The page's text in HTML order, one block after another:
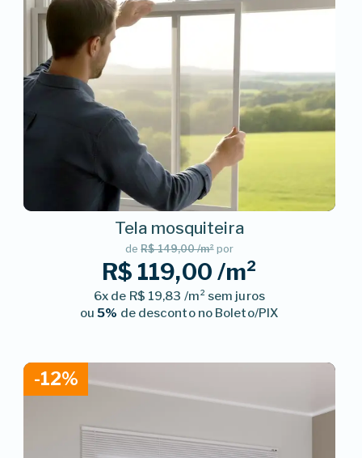
Tela mosquiteira
deR$ 149,00 /m²por
R$ 119,00 /m²
6x de R$ 19,83 /m² sem juros
ou5% de desconto no Boleto/PIX
-12%